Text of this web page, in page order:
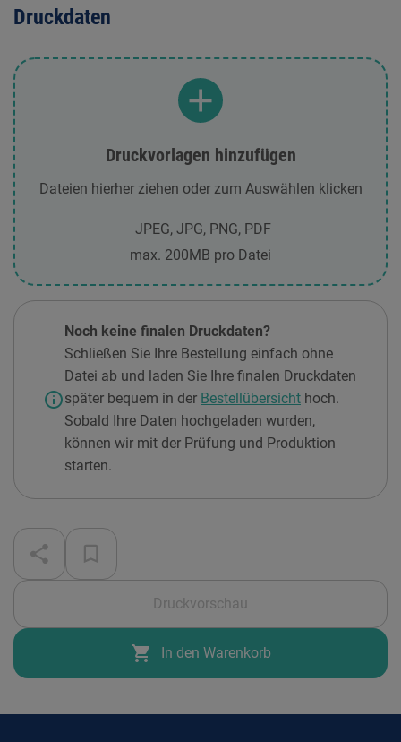
Druckdaten
Druckvorlagen hinzufügen
Dateien hierher ziehen oder zum Auswählen klicken
JPEG, JPG, PNG, PDF
max. 200MB pro Datei
info
Noch keine finalen Druckdaten?
Schließen Sie Ihre Bestellung einfach ohne
Datei ab und laden Sie Ihre finalen Druckdaten
später bequem in der Bestellübersicht hoch.
Sobald Ihre Daten hochgeladen wurden,
können wir mit der Prüfung und Produktion
starten.
Druckvorschau
shopping_cart In den Warenkorb